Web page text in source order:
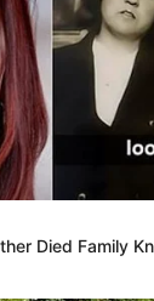
Died Family